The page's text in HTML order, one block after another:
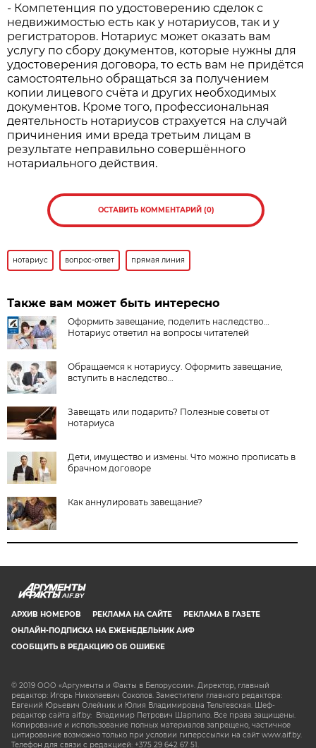
- Компетенция по удостоверению сделок с
недвижимостью есть как у нотариусов, так и у
регистраторов. Нотариус может оказать вам
услугу по сбору документов, которые нужны для
удостоверения договора, то есть вам не придётся
самостоятельно обращаться за получением
копии лицевого счёта и других необходимых
документов. Кроме того, профессиональная
деятельность нотариусов страхуется на случай
причинения ими вреда третьим лицам в
результате неправильно совершённого
нотариального действия.
ОСТАВИТЬ КОММЕНТАРИЙ (0)
нотариус вопрос-ответ прямая линия
Также вам может быть интересно
Оформить завещание, поделить наследство…
Нотариус ответил на вопросы читателей
Обращаемся к нотариусу. Оформить завещание,
вступить в наследство…
Завещать или подарить? Полезные советы от
нотариуса
Дети, имущество и измены. Что можно прописать в
брачном договоре
Как аннулировать завещание?
AIF.BY
АРХИВ НОМЕРОВ РЕКЛАМА НА САЙТЕ
РЕКЛАМА В ГАЗЕТЕ
ОНЛАЙН-ПОДПИСКА НА ЕЖЕНЕДЕЛЬНИК АИФ
СООБЩИТЬ В РЕДАКЦИЮ ОБ ОШИБКЕ
© 2019 ООО «Аргументы и Факты в Белоруссии». Директор, главный
редактор: Игорь Николаевич Соколов. Заместители главного редактора:
Евгений Юрьевич Олейник и Юлия Владимировна Тельтевская. Шеф-
редактор сайта aif.by: Владимир Петрович Шарпило. Все права защищены.
Копирование и использование полных материалов запрещено, частичное
цитирование возможно только при условии гиперссылки на сайт www.aif.by.
Телефон для связи с редакцией: +375 29 642 67 51.